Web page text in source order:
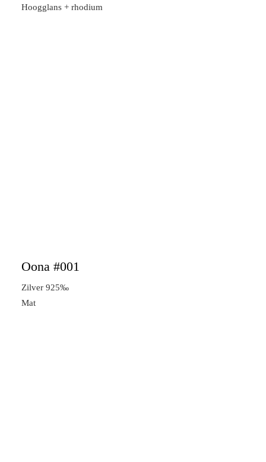
Hoogglans + rhodium
Oona #001
Zilver 925‰
Mat